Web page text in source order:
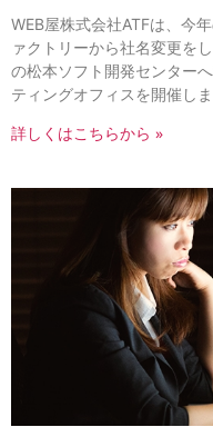
WEB屋株式会社ATFは、今
ァクトリーから社名変更を
の松本ソフト開発センター
ティングオフィスを開催し
詳しくはこちらから »